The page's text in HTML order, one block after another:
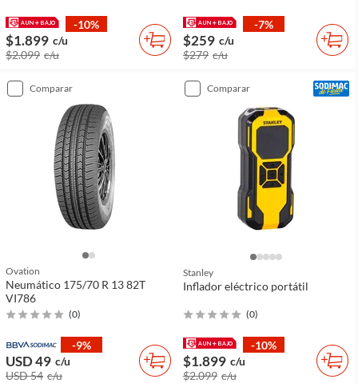
-10%
$1.899 c/u
$2.099 c/u
-7%
$259 c/u
$279 c/u
comparar
Ovation
Neumático 175/70 R 13 82T
VI786
(0)
-9%
USD 49 c/u
USD 54 c/u
comparar
Stanley
Inflador eléctrico portátil
(0)
-10%
$1.899 c/u
$2.099 c/u